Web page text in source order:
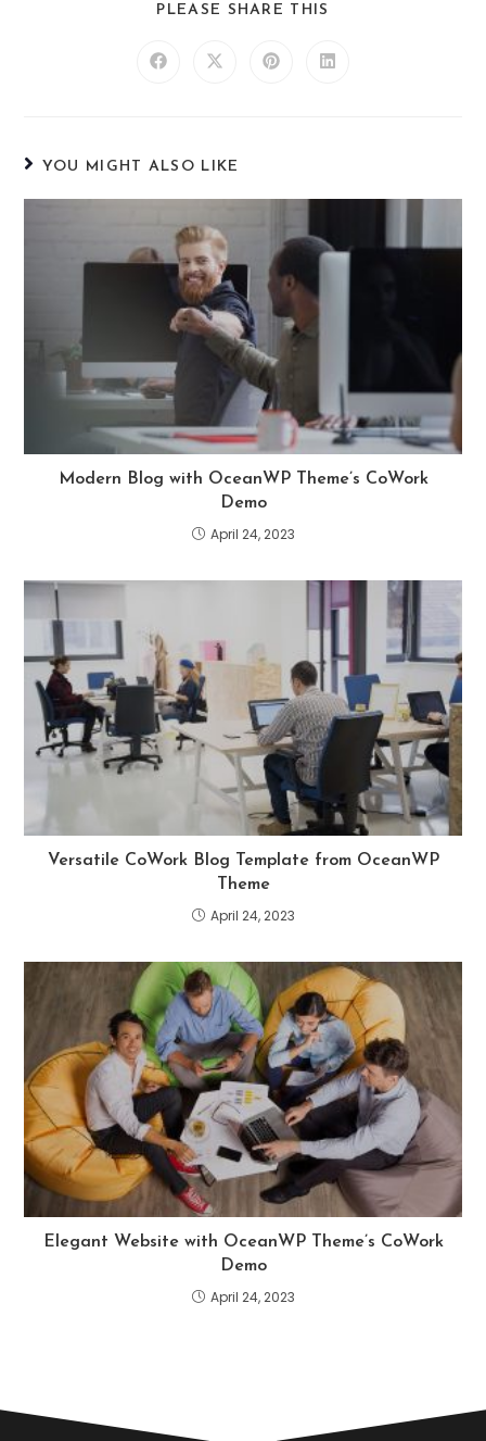
PLEASE SHARE THIS
YOU MIGHT ALSO LIKE
Modern Blog with OceanWP Theme’s CoWork
Demo
April 24, 2023
Versatile CoWork Blog Template from OceanWP
Theme
April 24, 2023
Elegant Website with OceanWP Theme’s CoWork
Demo
April 24, 2023